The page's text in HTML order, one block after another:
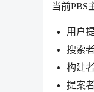
当前PBS
用户
搜索
构建
提案